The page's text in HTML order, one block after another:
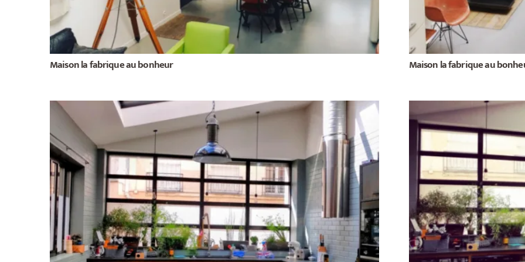
Maison la fabrique au bonheur Maison la fabrique au